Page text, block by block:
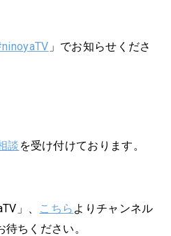
」でお知らせくださ
談 を受け付けております。
」、 こちら よりチャンネル
ちください。